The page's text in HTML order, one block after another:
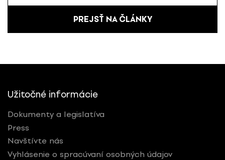
PREJSŤ NA ČLÁNKY
Užitočné informácie
Dokumenty a legislatíva
Press
Navštívte nás
Vyhlásenie o spracúvaní osobných údajov